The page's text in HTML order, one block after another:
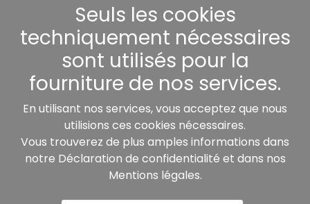
Nos partenaires:
Seuls les cookies
techniquement nécessaires
sont utilisés pour la
fourniture de nos services.
En utilisant nos services, vous acceptez que nous
utilisions ces cookies nécessaires.
Vous trouverez de plus amples informations dans
notre Déclaration de confidentialité et dans nos
Mentions légales.